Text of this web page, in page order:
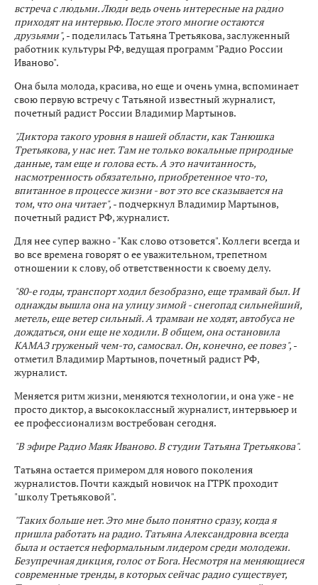
встреча с людьми. Люди ведь очень интересные на радио
приходят на интервью. После этого многие остаются
друзьями", - поделилась Татьяна Третьякова, заслуженный
работник культуры РФ, ведущая программ "Радио России
Иваново".
Она была молода, красива, но еще и очень умна, вспоминает
свою первую встречу с Татьяной известный журналист,
почетный радист России Владимир Мартынов.
"Диктора такого уровня в нашей области, как Танюшка
Третьякова, у нас нет. Там не только вокальные природные
данные, там еще и голова есть. А это начитанность,
насмотренность обязательно, приобретенное что-то,
впитанное в процессе жизни - вот это все сказывается на
том, что она читает", - подчеркнул Владимир Мартынов,
почетный радист РФ, журналист.
Для нее супер важно - "Как слово отзовется". Коллеги всегда и
во все времена говорят о ее уважительном, трепетном
отношении к слову, об ответственности к своему делу.
"80-е годы, транспорт ходил безобразно, еще трамвай был. И
однажды вышла она на улицу зимой - снегопад сильнейший,
метель, еще ветер сильный. А трамваи не ходят, автобуса не
дождаться, они еще не ходили. В общем, она остановила
КАМАЗ груженый чем-то, самосвал. Он, конечно, ее повез", -
отметил Владимир Мартынов, почетный радист РФ,
журналист.
Меняется ритм жизни, меняются технологии, и она уже - не
просто диктор, а высококлассный журналист, интервьюер и
ее профессионализм востребован сегодня.
"В эфире Радио Маяк Иваново. В студии Татьяна Третьякова".
Татьяна остается примером для нового поколения
журналистов. Почти каждый новичок на ГТРК проходит
"школу Третьяковой".
"Таких больше нет. Это мне было понятно сразу, когда я
пришла работать на радио. Татьяна Александровна всегда
была и остается неформальным лидером среди молодежи.
Безупречная дикция, голос от Бога. Несмотря на меняющиеся
современные тренды, в которых сейчас радио существует,